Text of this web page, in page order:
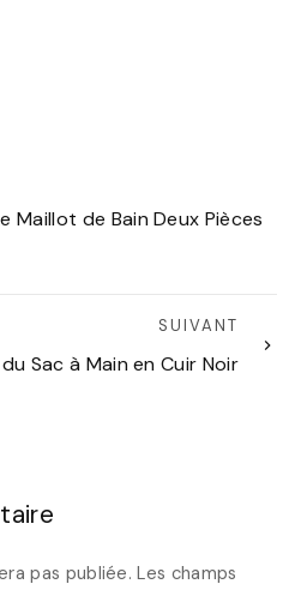
Maillot de Bain Deux Pièces
SUIVANT
Sac à Main en Cuir Noir
pas publiée. Les champs